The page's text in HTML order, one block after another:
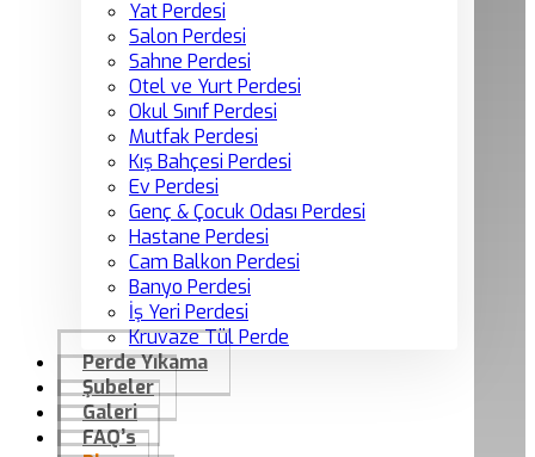
Yat Perdesi
Salon Perdesi
Sahne Perdesi
Otel ve Yurt Perdesi
Okul Sınıf Perdesi
Mutfak Perdesi
Kış Bahçesi Perdesi
Ev Perdesi
Genç & Çocuk Odası Perdesi
Hastane Perdesi
Cam Balkon Perdesi
Banyo Perdesi
İş Yeri Perdesi
Kruvaze Tül Perde
Perde Yıkama
Şubeler
Galeri
FAQ’s